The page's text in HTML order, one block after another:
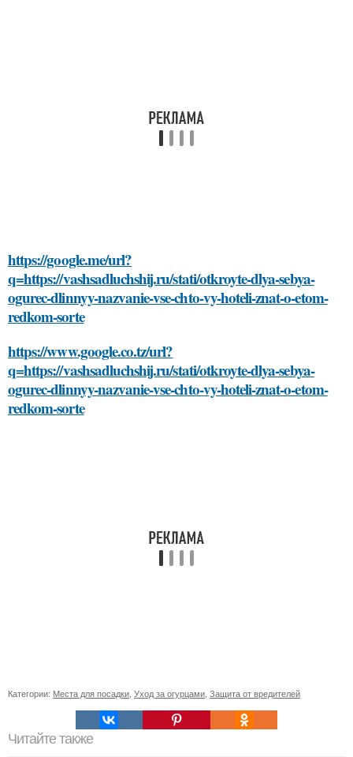
https://google.me/url?
q=https://vashsadluchshij.ru/stati/otkroyte-dlya-sebya-
ogurec-dlinnyy-nazvanie-vse-chto-vy-hoteli-znat-o-etom-
redkom-sorte
https://www.google.co.tz/url?
q=https://vashsadluchshij.ru/stati/otkroyte-dlya-sebya-
ogurec-dlinnyy-nazvanie-vse-chto-vy-hoteli-znat-o-etom-
redkom-sorte
Категории: Места для посадки Уход за огурцами Защита от вредителей
Читайте также